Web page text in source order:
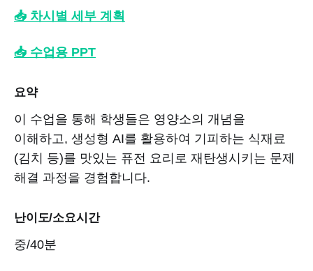
📥 차시별 세부 계획
📥 수업용 PPT
요약
이 수업을 통해 학생들은 영양소의 개념을
이해하고, 생성형 AI를 활용하여 기피하는 식재료
(김치 등)를 맛있는 퓨전 요리로 재탄생시키는 문제
해결 과정을 경험합니다.
난이도/소요시간
중/40분